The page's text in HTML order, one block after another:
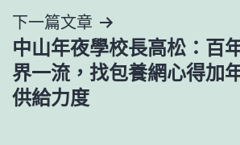
導
覽
下一篇文章
中山年夜學校長高松：百
界一流，找包養網心得加
供給力度